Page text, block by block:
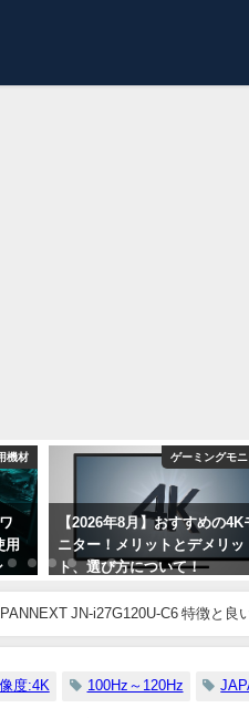
機材
用
紹
ゲーミングモ
【2026年8月】おすすめの4K
ニター！メリットとデメリッ
ト、選び方について！
JN-i27G120U-C6 特徴と良
度:4K 100Hz～120Hz